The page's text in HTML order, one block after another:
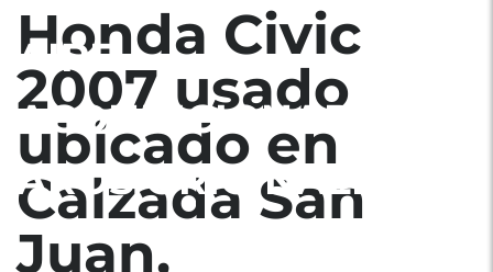
AIRE
ACONDICIONADO
AROS ORIGINALES
Honda Civic
2007 usado
ubicado en
Calzada San
Juan,